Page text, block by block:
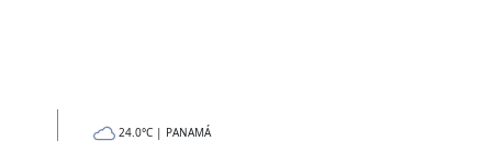
24.0°C | PANAMÁ